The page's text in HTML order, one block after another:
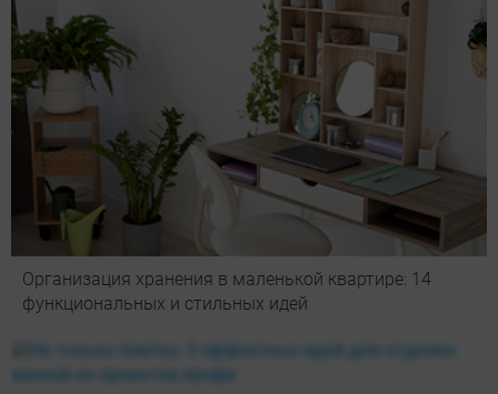
Организация хранения в маленькой квартире: 14
функциональных и стильных идей